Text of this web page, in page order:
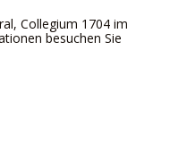
Collegium 1704 im
besuchen Sie